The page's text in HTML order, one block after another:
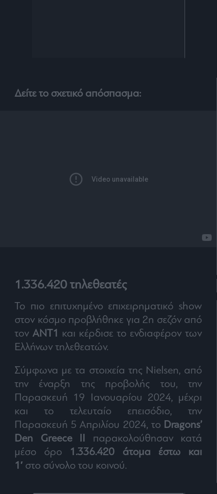
Δείτε το σχετικό απόσπασμα:
1.336.420 τηλεθεατές
Το πιο επιτυχημένο επιχειρηματικό show
στον κόσμο προβλήθηκε για 2η σεζόν από
τον ΑΝΤ1 και κέρδισε το ενδιαφέρον των
Ελλήνων τηλεθεατών.
Σύμφωνα με τα στοιχεία της Nielsen, από
την έναρξη της προβολής του, την
Παρασκευή 19 Ιανουαρίου 2024, μέχρι
και το τελευταίο επεισόδιο, την
Παρασκευή 5 Απριλίου 2024, το Dragons’
Den Greece II παρακολούθησαν κατά
μέσο όρο 1.336.420 άτομα έστω και
1′ στο σύνολο του κοινού.